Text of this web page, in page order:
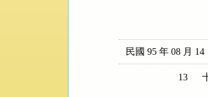
民國 95 年 08 月 14
13